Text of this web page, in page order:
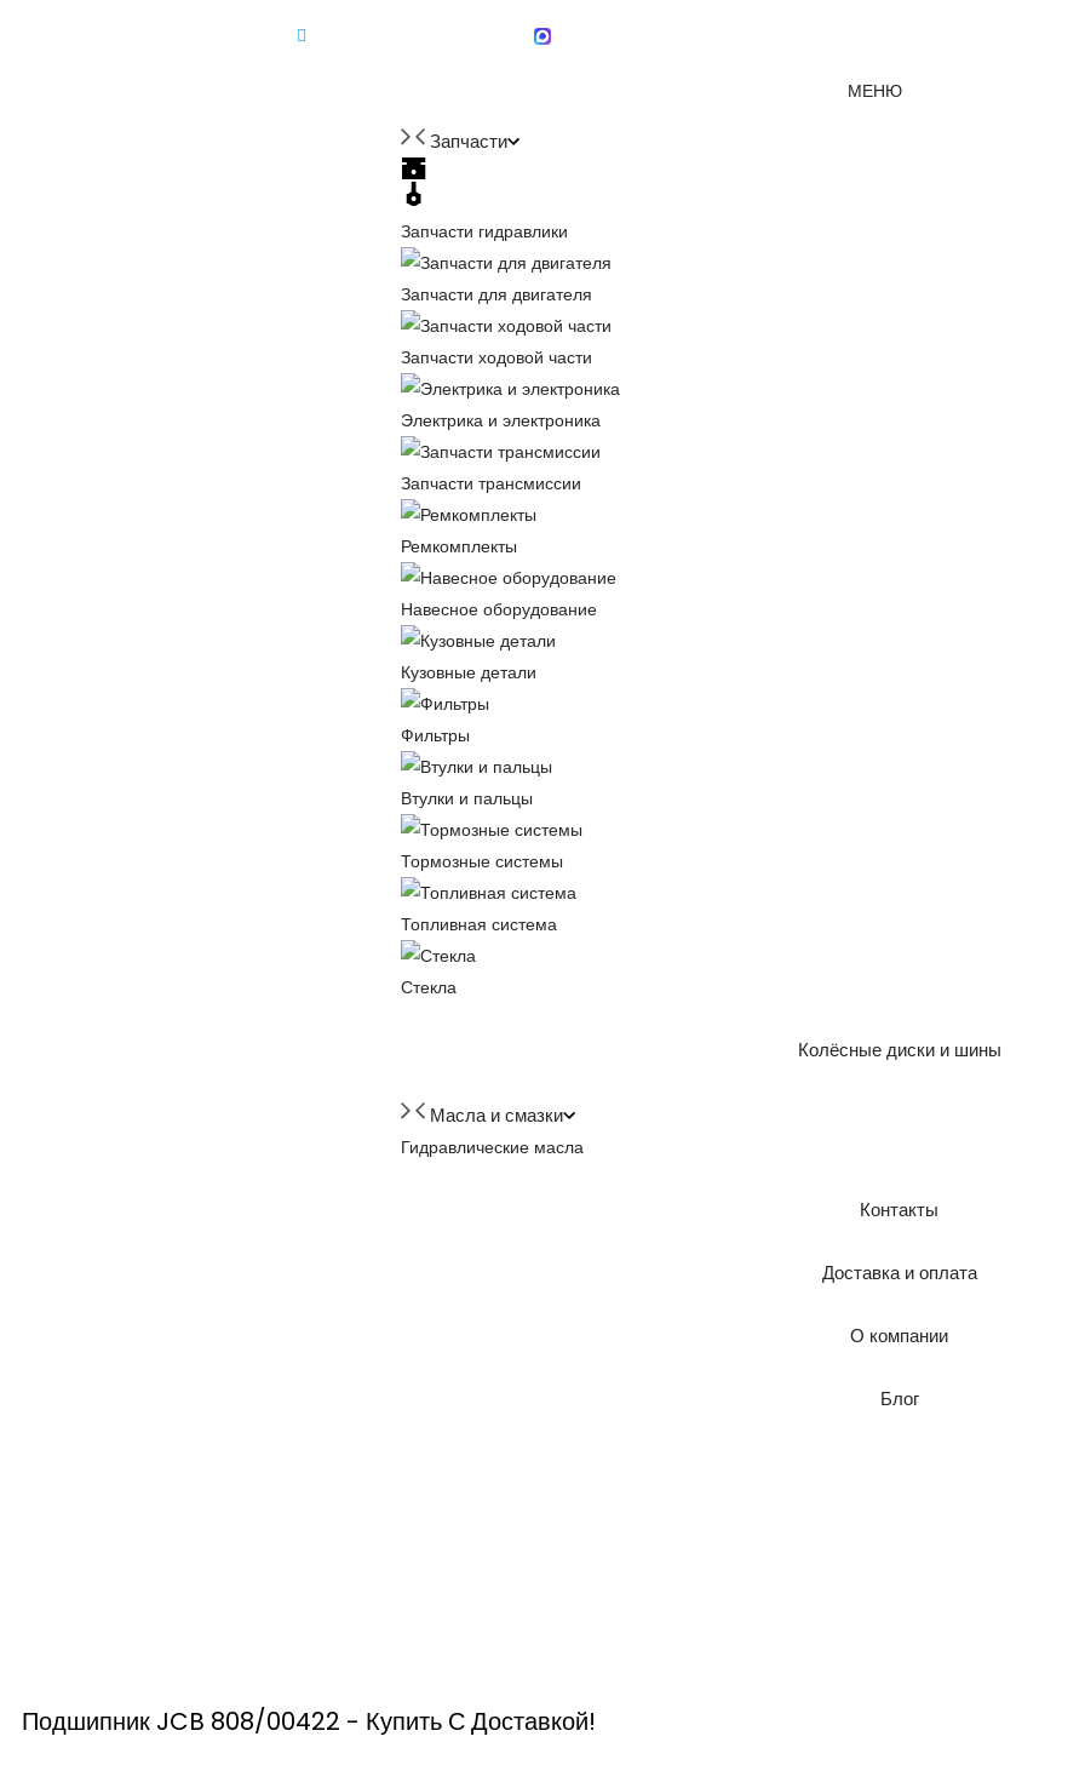
Мессенджер MAX
МЕНЮ
Запчасти
Запчасти гидравлики
Запчасти для двигателя
Запчасти ходовой части
Электрика и электроника
Запчасти трансмиссии
Ремкомплекты
Навесное оборудование
Кузовные детали
Фильтры
Втулки и пальцы
Тормозные системы
Топливная система
Стекла
Колёсные диски и шины
Масла и смазки
Гидравлические масла
Контакты
Доставка и оплата
О компании
Блог
Подшипник JCB 808/00422 - Купить С Доставкой!